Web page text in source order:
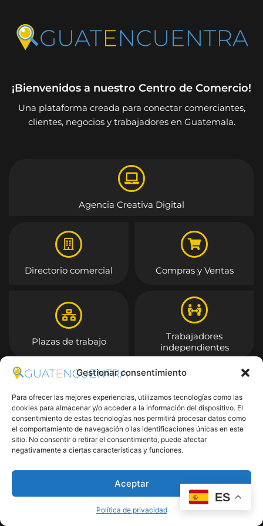
Gestionar consentimiento
Para ofrecer las mejores experiencias, utilizamos tecnologías como las
cookies para almacenar y/o acceder a la información del dispositivo. El
consentimiento de estas tecnologías nos permitirá procesar datos como
el comportamiento de navegación o las identificaciones únicas en este
sitio. No consentir o retirar el consentimiento, puede afectar
negativamente a ciertas características y funciones.
Aceptar
Política de privacidad
¡Bienvenidos a nuestro Centro de Comercio!
Una plataforma creada para conectar comerciantes,
clientes, negocios y trabajadores en Guatemala.
Agencia Creativa Digital
Directorio comercial Compras y Ventas
Plazas de trabajo
Trabajadores
independientes
Entrar
ES